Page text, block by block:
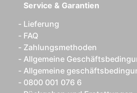
Service & Garantien
Lieferung
FAQ
Zahlungsmethoden
Allgemeine
Allgemeine
0800 001 076 6